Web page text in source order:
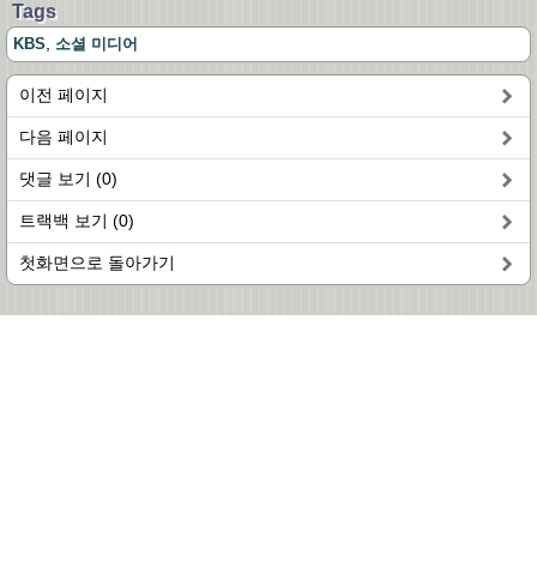
Tags
KBS 소셜 미디어
이전 페이지
다음 페이지
댓글 보기 (0)
트랙백 보기 (0)
첫화면으로 돌아가기